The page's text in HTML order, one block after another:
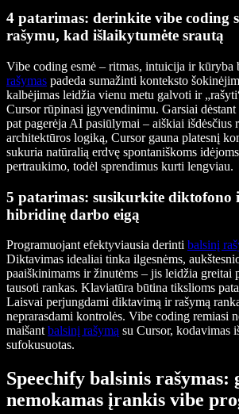
4 patarimas: derinkite vibe coding
rašymu, kad išlaikytumėte srautą
Vibe coding esmė – ritmas, intuicija ir kūryba
rašymas padeda sumažinti konteksto
kalbėjimas leidžia vienu metu galvoti ir
Cursor rūpinasi įgyvendinimu. Garsiai
pat pagerėja AI pasiūlymai – aiškiai išdėsčius
architektūros logiką, Cursor gauna platesnį
sukuria natūralią erdvę spontaniškoms
pertraukimo, todėl sprendimus kurti lengviau.
5 patarimas: susikurkite diktofono
hibridinę darbo eigą
Programuojant efektyviausia derinti balsinį
Diktavimas idealiai tinka ilgesnėms,
paaiškinimams ir žinutėms – jis leidžia greitai
tausoti rankas. Klaviatūra būtina tikslioms
Laisvai perjungdami diktavimą ir rašymą
neprarasdami kontrolės. Vibe coding remiasi
maišantbalsinį rašymą su Cursor, kodavimas
sufokusuotas.
Speechify balsinis rašymas:
nemokamas įrankis vibe